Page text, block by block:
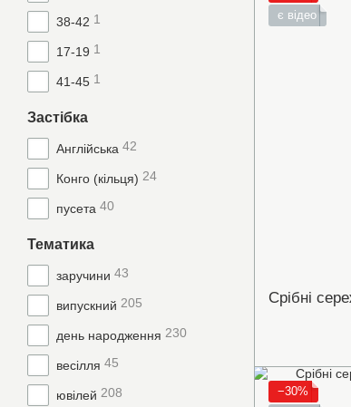
є відео
−30%
38-42 1
17-19 1
41-45 1
Застібка
Англійська 42
Конго (кільця) 24
пусета 40
Тематика
заручини 43
випускний 205
день народження 230
весілля 45
ювілей 208